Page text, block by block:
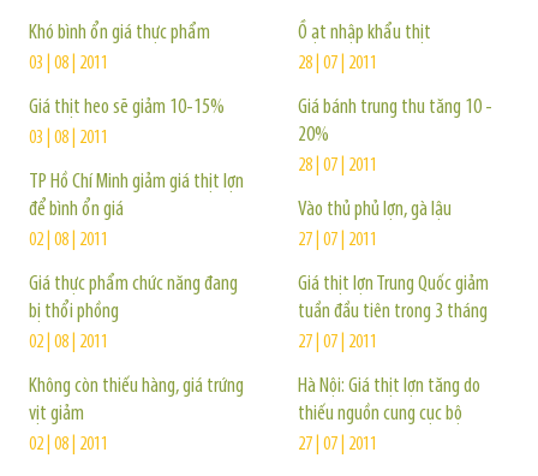
Khó bình ổn giá thực phẩm
03 | 08 | 2011
Giá thịt heo sẽ giảm 10-15%
03 | 08 | 2011
TP Hồ Chí Minh giảm giá thịt lợn
để bình ổn giá
02 | 08 | 2011
Giá thực phẩm chức năng đang
bị thổi phồng
02 | 08 | 2011
Không còn thiếu hàng, giá trứng
vịt giảm
02 | 08 | 2011
Ồ ạt nhập khẩu thịt
28 | 07 | 2011
Giá bánh trung thu tăng 10 -
20%
28 | 07 | 2011
Vào thủ phủ lợn, gà lậu
27 | 07 | 2011
Giá thịt lợn Trung Quốc giảm
tuần đầu tiên trong 3 tháng
27 | 07 | 2011
Hà Nội: Giá thịt lợn tăng do
thiếu nguồn cung cục bộ
27 | 07 | 2011